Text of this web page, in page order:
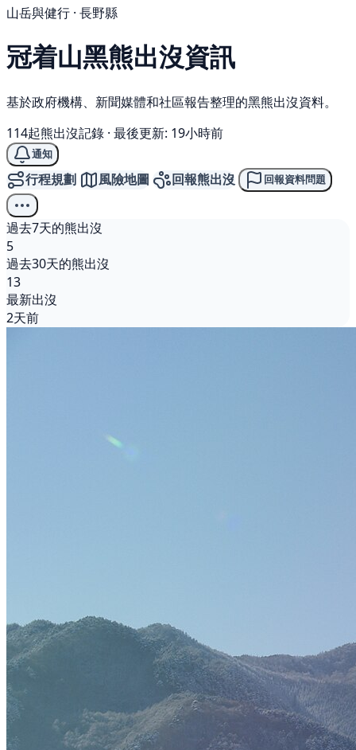
山岳與健行 · 長野縣
冠着山黑熊出沒資訊
基於政府機構、新聞媒體和社區報告整理的黑熊出沒資料。
114起熊出沒記錄 · 最後更新: 19小時前
通知
行程規劃 風險地圖 回報熊出沒 回報資料問題
過去7天的熊出沒
5
過去30天的熊出沒
13
最新出沒
2天前